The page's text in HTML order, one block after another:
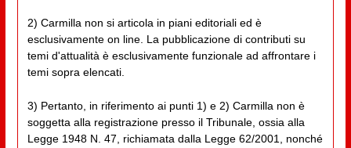
2) Carmilla non si articola in piani editoriali ed è
esclusivamente on line. La pubblicazione di contributi su
temi d'attualità è esclusivamente funzionale ad affrontare i
temi sopra elencati.
3) Pertanto, in riferimento ai punti 1) e 2) Carmilla non è
soggetta alla registrazione presso il Tribunale, ossia alla
Legge 1948 N. 47, richiamata dalla Legge 62/2001, nonché